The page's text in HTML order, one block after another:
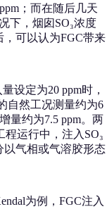
；而在随后几天
下，烟囱SO₃浓度
，可以认为FGC带来
设定为20 ppm时，
自然工况测量约为6
量约为7.5 ppm。两
运行中，注入SO₃
以气相或气溶胶形态
为例，FGC注入